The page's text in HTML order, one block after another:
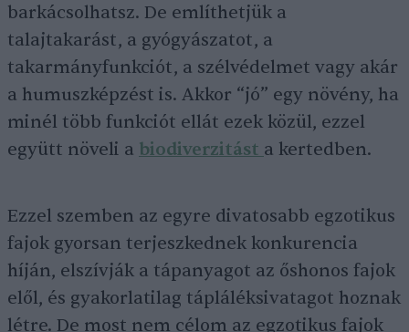
barkácsolhatsz. De említhetjük a
talajtakarást, a gyógyászatot, a
takarmányfunkciót, a szélvédelmet vagy akár
a humuszképzést is. Akkor “jó” egy növény, ha
minél több funkciót ellát ezek közül, ezzel
együtt növeli a biodiverzitást a kertedben.
Ezzel szemben az egyre divatosabb egzotikus
fajok gyorsan terjeszkednek konkurencia
híján, elszívják a tápanyagot az őshonos fajok
elől, és gyakorlatilag tápláléksivatagot hoznak
létre. De most nem célom az egzotikus fajok